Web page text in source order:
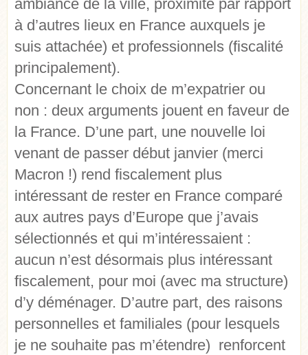
ambiance de la ville, proximité par rapport
à d’autres lieux en France auxquels je
suis attachée) et professionnels (fiscalité
principalement).
Concernant le choix de m’expatrier ou
non : deux arguments jouent en faveur de
la France. D’une part, une nouvelle loi
venant de passer début janvier (merci
Macron !) rend fiscalement plus
intéressant de rester en France comparé
aux autres pays d’Europe que j’avais
sélectionnés et qui m’intéressaient :
aucun n’est désormais plus intéressant
fiscalement, pour moi (avec ma structure)
d’y déménager. D’autre part, des raisons
personnelles et familiales (pour lesquels
je ne souhaite pas m’étendre) renforcent